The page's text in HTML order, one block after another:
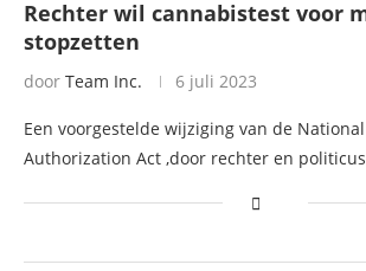
Rechter wil cannabistest voor
stopzetten
door Team Inc. 6 juli 2023
Een voorgestelde wijziging van de
Authorization Act ,door rechter en